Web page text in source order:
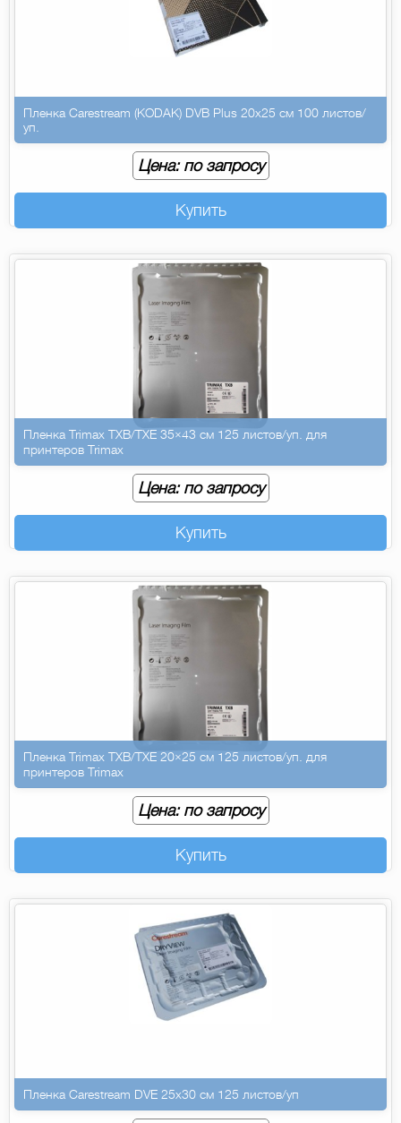
Пленка Carestream (KODAK) DVB Plus 20х25 см 100 листов/
уп.
Цена: по запросу
Купить
Пленка Trimax TXB/TXE 35×43 см 125 листов/уп. для
принтеров Trimax
Цена: по запросу
Купить
Пленка Trimax TXB/TXE 20×25 см 125 листов/уп. для
принтеров Trimax
Цена: по запросу
Купить
Пленка Carestream DVE 25х30 см 125 листов/уп